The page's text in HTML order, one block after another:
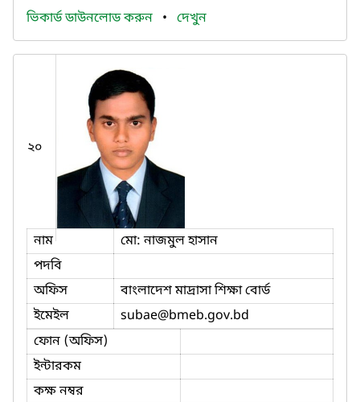
ভিকার্ড ডাউনলোড করুন • দেখুন
২০
নাম
মো: নাজমুল হাসান
পদবি
অফিস
বাংলাদেশ মাদ্রাসা শিক্ষা বোর্ড
ইমেইল
subae@bmeb.gov.bd
ফোন (অফিস)
ইন্টারকম
কক্ষ নম্বর